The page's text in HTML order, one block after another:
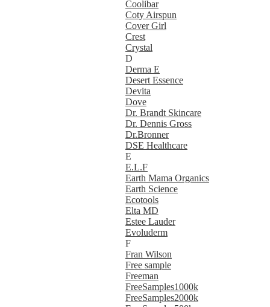
Coolibar
Coty Airspun
Cover Girl
Crest
Crystal
D
Derma E
Desert Essence
Devita
Dove
Dr. Brandt Skincare
Dr. Dennis Gross
Dr.Bronner
DSE Healthcare
E
E.L.F
Earth Mama Organics
Earth Science
Ecotools
Elta MD
Estee Lauder
Evoluderm
F
Fran Wilson
Free sample
Freeman
FreeSamples1000k
FreeSamples2000k